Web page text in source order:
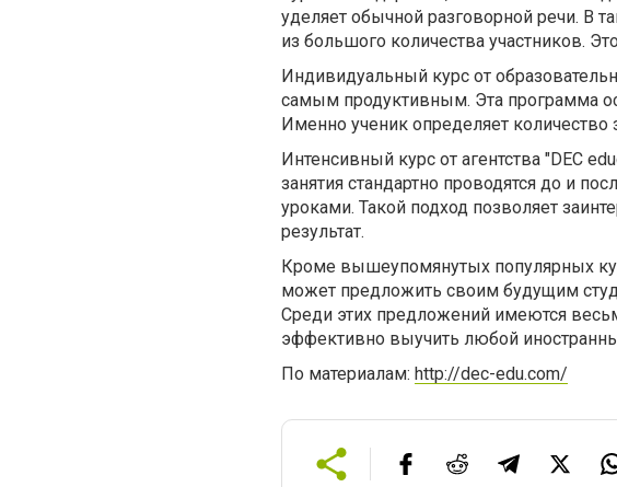
уделяет обычной разговорной речи. В
из большого количества участников.
Индивидуальный курс от
самым продуктивным. Эта программа
Именно ученик определяет количество
Интенсивный курс от агентства "DEC
занятия стандартно проводятся до и
уроками. Такой подход позволяет
результат.
Кроме вышеупомянутых популярных
может предложить своим будущим
Среди этих предложений имеются
эффективно выучить любой
По материалам: http://dec-edu.com/